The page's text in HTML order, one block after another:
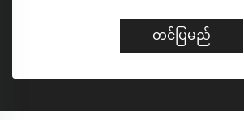
တင်ပြမည်